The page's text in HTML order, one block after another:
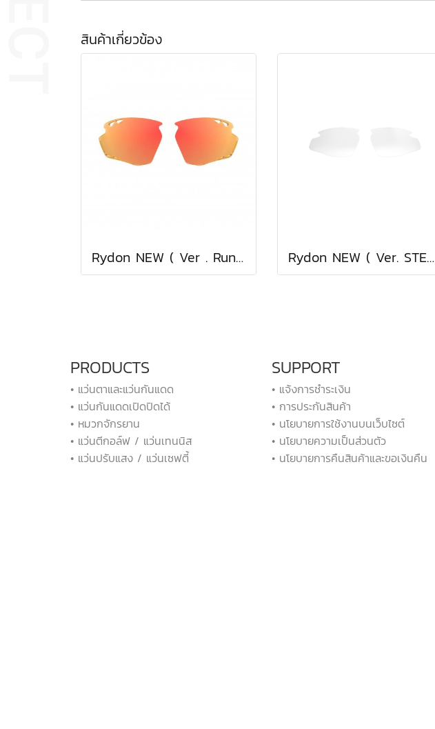
สินค้าเกี่ยวข้อง
Rydon NEW ( Ver . Running ) Multilaser Orange Lens Rydon NEW ( Ver. STEALTH Z87+ ) ImpactX Photochromic 2 Black Lens
PRODUCTS
• แว่นตาและแว่นกันแดด
• แว่นกันแดดเปิดปิดได้
• หมวกจักรยาน
• แว่นตีกอล์ฟ / แว่นเทนนิส
• แว่นปรับแสง / แว่นเซฟตี้
SUPPORT
• แจ้งการชำระเงิน
• การประกันสินค้า
• นโยบายการใช้งานบนเว็บไซต์
• นโยบายความเป็นส่วนตัว
• นโยบายการคืนสินค้าและขอเงินคืน